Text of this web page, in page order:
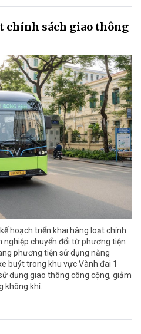
chính sách giao thông
hoạch triển khai hàng loạt chính
chuyển đổi từ phương tiện
phương tiện sử dụng năng
buýt trong khu vực Vành đai 1
dụng giao thông công cộng, giảm
không khí.